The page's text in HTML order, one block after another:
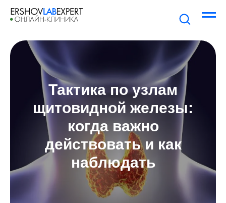
Тактика по узлам
щитовидной железы:
когда важно
действовать и как
наблюдать